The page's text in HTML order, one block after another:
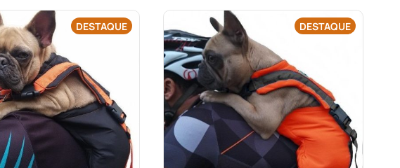
DESTAQUE DESTAQUE